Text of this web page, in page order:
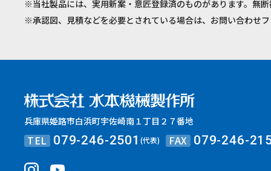
※当社製品には、実用新案・意匠登録済のものがあります。無
※承認図、見積などを必要とされている場合は、お問い合わせ
兵庫県姫路市白浜町宇佐崎南１丁目２７番地
TEL 079-246-2501(代表) FAX 079-246-